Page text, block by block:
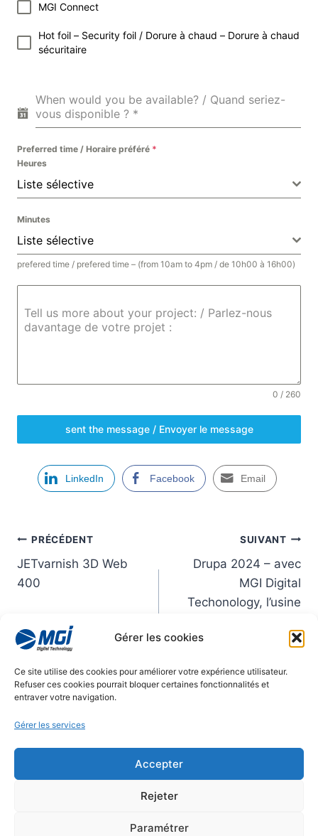
Gérer les cookies
Ce site utilise des cookies pour améliorer votre expérience utilisateur.
Refuser ces cookies pourrait bloquer certaines fonctionnalités et
entraver votre navigation.
Gérer les services
Accepter
Rejeter
Paramétrer
MGI Connect
Hot foil – Security foil / Dorure à chaud – Dorure à chaud
sécuritaire
When would you be available? / Quand seriez-
vous disponible ? *
Preferred time / Horaire préféré *
Heures
Liste sélective
Minutes
Liste sélective
prefered time / prefered time – (from 10am to 4pm / de 10h00 à 16h00)
Tell us more about your project: / Parlez-nous
davantage de votre projet :
0 / 260
sent the message / Envoyer le message
LinkedIn Facebook Email
Qui
sommes-
?
PRÉCÉDENT
JETvarnish 3D Web
400
SUIVANT
Drupa 2024 – avec
MGI Digital
Techonology, l’usine
pied dans l’imprimerie,
l’étiquette adhésive
© 2026
Mentions légales
Gestion des cookies